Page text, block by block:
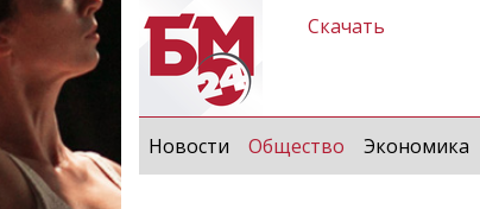
Скачать
Новости Общество (current)
Экономика